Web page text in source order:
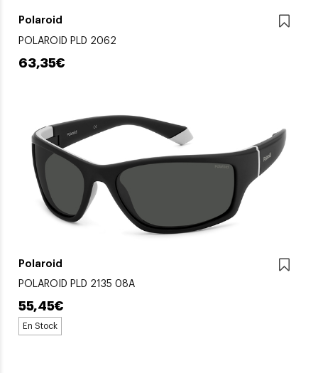
Polaroid
POLAROID PLD 2062
63,35€
Polaroid
POLAROID PLD 2135 08A
55,45€
En Stock